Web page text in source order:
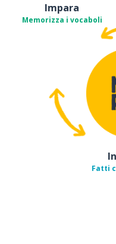
Impara
Memorizza i vocaboli
Fatti